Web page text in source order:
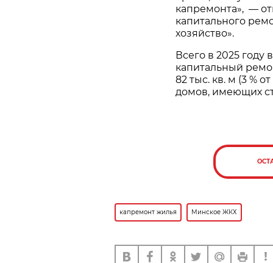
капремонта», —
капитального
хозяйство».
Всего в 2025 году
капитальный
82 тыс. кв. м (3 %
домов, имеющих
капремонт жилья Минское ЖКХ